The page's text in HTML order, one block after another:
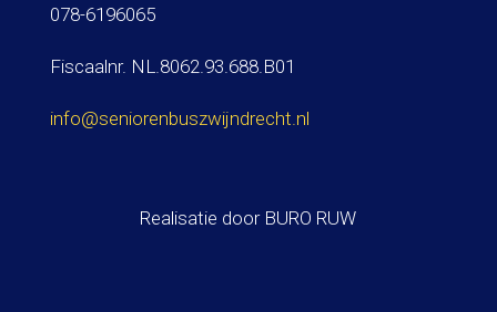
078-6196065
Fiscaalnr. NL.8062.93.688.B01
info@seniorenbuszwijndrecht.nl
Realisatie door BURO RUW